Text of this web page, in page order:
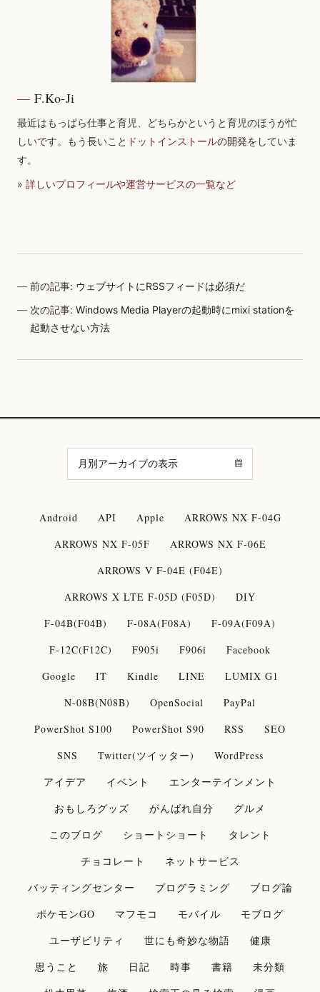
F.Ko-Ji
最近はもっぱら仕事と育児、どちらかというと育児のほうが忙
しいです。もう長いこと ドットインストールの開発をしていま
す。
» 詳しいプロフィールや運営サービスの一覧など
前の記事: ウェブサイトにRSSフィードは必須だ
次の記事:Windows Media Playerの起動時にmixi stationを
起動させない方法
Android API Apple
ARROWS NX F-04G
ARROWS NX F-05F
ARROWS NX F-06E
ARROWS V F-04E (F04E)
ARROWS X LTE F-05D (F05D)
DIY
F-04B(F04B)
F-08A(F08A)
F-09A(F09A)
F-12C(F12C)
F905i F906i
Facebook
Google
IT Kindle LINE
LUMIX G1
N-08B(N08B)
OpenSocial
PayPal
PowerShot S100
PowerShot S90 RSS
SEO
SNS
Twitter(ツイッター)
WordPress
アイデア
イベント
エンターテインメント
おもしろグッズ
がんばれ自分
グルメ
このブログ
ショートショート
タレント
チョコレート
ネットサービス
バッティングセンター
プログラミング
ブログ論
ポケモンGO
マフモコ モバイル
モブログ
ユーザビリティ
世にも奇妙な物語
健康
思うこと
旅 日記 時事 書籍
未分類